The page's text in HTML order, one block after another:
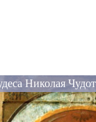
Николая